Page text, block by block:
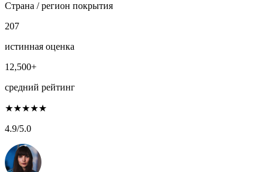
Страна / регион покрытия
207
истинная оценка
12,500+
средний рейтинг
★★★★★
4.9/5.0